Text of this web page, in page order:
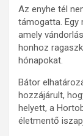
Az enyhe tél
támogatta. Egy
amely
honhoz
hónapokat.
Bátor
hozzájárult,
helyett, a
életmentő